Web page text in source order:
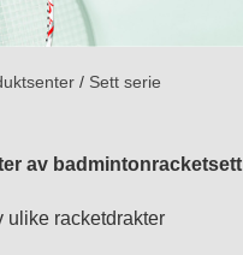
/ Sett serie
av badmintonracketsett
ulike racketdrakter